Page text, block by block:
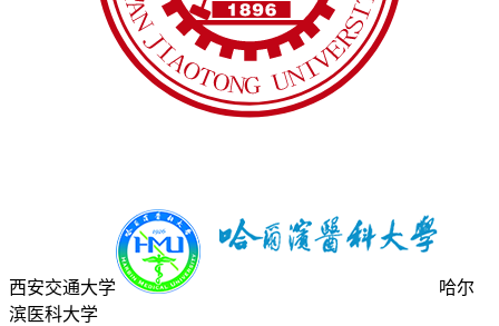
西安交通大学
哈尔
滨医科大学